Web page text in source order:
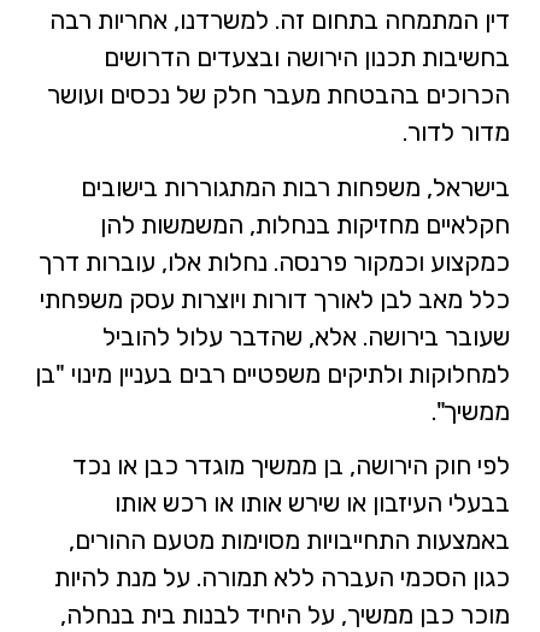
דין המתמחה בתחום זה. למשרדנו, אחריות רבה
בחשיבות תכנון הירושה ובצעדים הדרושים
הכרוכים בהבטחת מעבר חלק של נכסים ועושר
מדור לדור.
בישראל, משפחות רבות המתגוררות בישובים
חקלאיים מחזיקות בנחלות, המשמשות להן
כמקצוע וכמקור פרנסה. נחלות אלו, עוברות דרך
כלל מאב לבן לאורך דורות ויוצרות עסק משפחתי
שעובר בירושה. אלא, שהדבר עלול להוביל
למחלוקות ולתיקים משפטיים רבים בעניין מינוי "בן
ממשיך".
לפי חוק הירושה, בן ממשיך מוגדר כבן או נכד
בבעלי העיזבון או שירש אותו או רכש אותו
באמצעות התחייבויות מסוימות מטעם ההורים,
כגון הסכמי העברה ללא תמורה. על מנת להיות
מוכר כבן ממשיך, על היחיד לבנות בית בנחלה,